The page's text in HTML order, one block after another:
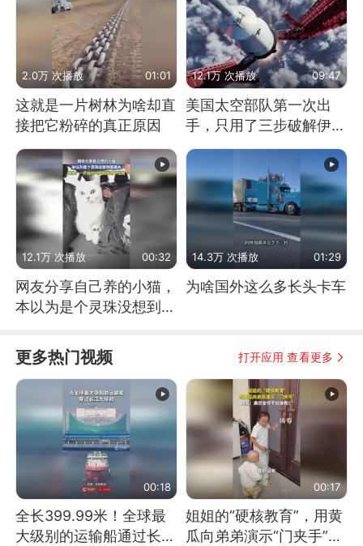
2.0万 次播放 01:01
这就是一片树林为啥却直
接把它粉碎的真正原因
12.1万 次播放 09:47
美国太空部队第一次出
手，只用了三步破解伊朗
防空
12.1万 次播放 00:32
网友分享自己养的小猫，
本以为是个灵珠没想到是
14.3万 次播放 01:29
为啥国外这么多长头卡车
更多热门视频 打开应用 查看更多
00:18
全长399.99米！全球最
大级别的运输船通过长江
00:17
姐姐的“硬核教育”，用黄
瓜向弟弟演示“门夹手”，